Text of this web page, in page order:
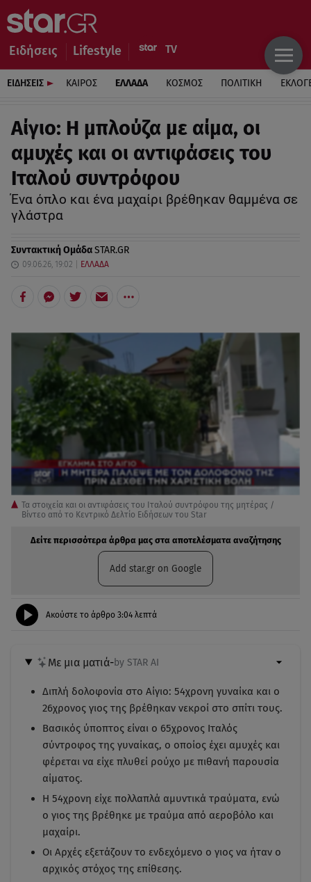
Ειδήσεις Lifestyle
ΕΙΔΗΣΕΙΣ ΚΑΙΡΟΣ ΕΛΛΑΔΑ ΚΟΣΜΟΣ ΠΟΛΙΤΙΚΗ
Αίγιο: Η μπλούζα με αίμα, οι
αμυχές και οι αντιφάσεις του
Ιταλού συντρόφου
Ένα όπλο και ένα μαχαίρι βρέθηκαν θαμμένα σε
γλάστρα
Συντακτική ΟμάδαSTAR.GR
09.06.26, 19:02 ΕΛΛΑΔΑ
Τα στοιχεία και οι αντιφάσεις του Ιταλού συντρόφου της μητέρας /
Βίντεο από το Κεντρικό Δελτίο Ειδήσεων του Star
Δείτε περισσότερα άρθρα μας στα αποτελέσματα αναζήτησης
Add star.gr on Google
Ακούστε το άρθρο 3:04 λεπτά
Με μια ματιά-by STAR AI
Διπλή δολοφονία στο Αίγιο: 54χρονη γυναίκα και ο
26χρονος γιος της βρέθηκαν νεκροί στο σπίτι τους.
Βασικός ύποπτος είναι ο 65χρονος Ιταλός
σύντροφος της γυναίκας, ο οποίος έχει αμυχές και
φέρεται να είχε πλυθεί ρούχο με πιθανή παρουσία
αίματος.
Η 54χρονη είχε πολλαπλά αμυντικά τραύματα, ενώ
ο γιος της βρέθηκε με τραύμα από αεροβόλο και
μαχαίρι.
Οι Αρχές εξετάζουν το ενδεχόμενο ο γιος να ήταν ο
αρχικός στόχος της επίθεσης.